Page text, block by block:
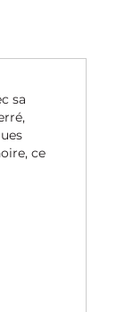
sa
ce